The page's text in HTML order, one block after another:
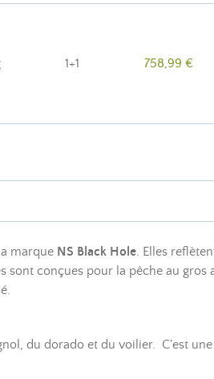
1+1 758,99 €
marque NS Black Hole. Elles
sont conçues pour la pêche au
du dorado et du voilier. C'est